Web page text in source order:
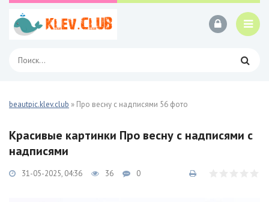
beautpic.klev.club » Про весну с надписями 56 фото
Красивые картинки Про весну с надписями с
надписями
31-05-2025, 04:36 36 0